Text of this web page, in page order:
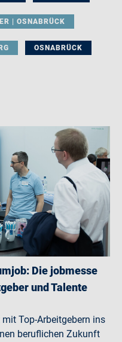
| OSNABRÜCK
OSNABRÜCK
Die jobmesse
und Talente
Top-Arbeitgebern ins
beruflichen Zukunft